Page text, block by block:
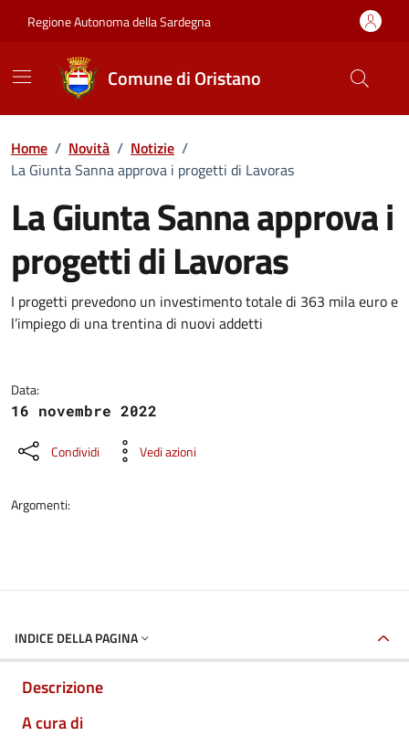
Regione Autonoma della Sardegna
Comune di Oristano
Home / Novità / Notizie /
La Giunta Sanna approva i progetti di Lavoras
La Giunta Sanna approva i
progetti di Lavoras
Dettagli della notizia
I progetti prevedono un investimento totale di 363 mila euro e
l’impiego di una trentina di nuovi addetti
Data:
16 novembre 2022
Condividi Vedi azioni
Argomenti:
INDICE DELLA PAGINA
Descrizione
A cura di